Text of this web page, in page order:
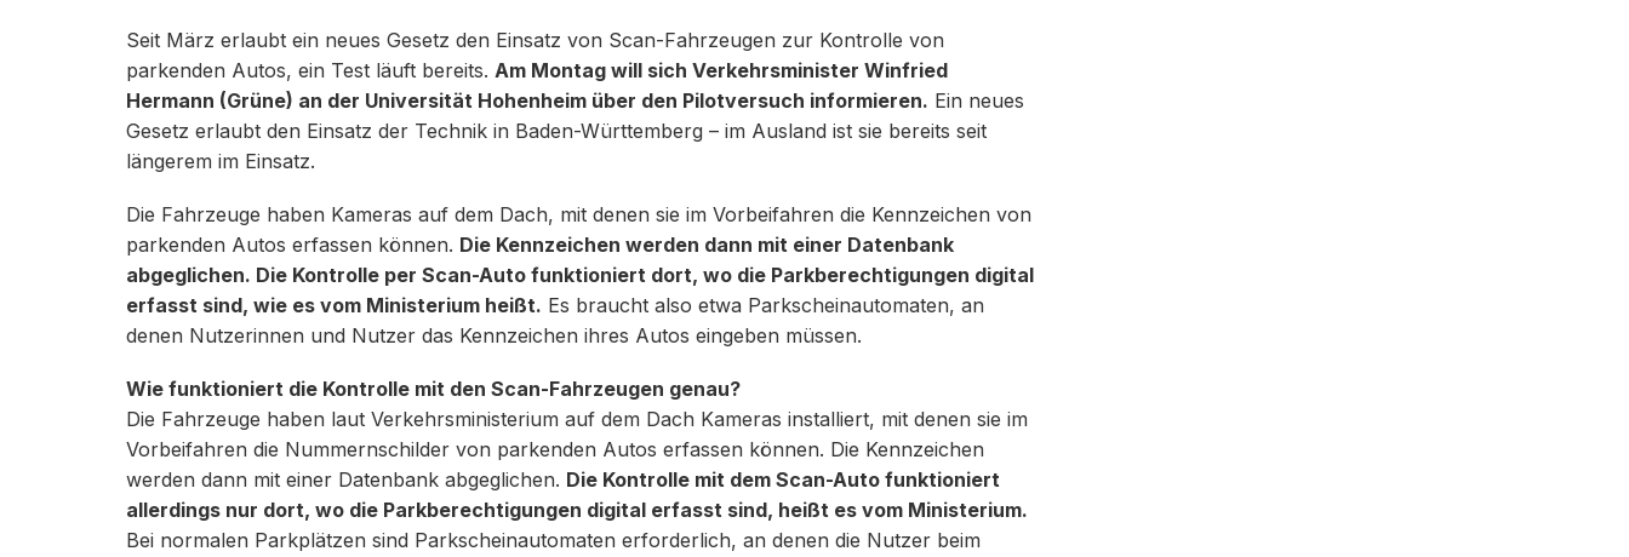
Seit März erlaubt ein neues Gesetz den Einsatz von Scan-Fahrzeugen zur Kontrolle von
parkenden Autos, ein Test läuft bereits. Am Montag will sich Verkehrsminister Winfried
Hermann (Grüne) an der Universität Hohenheim über den Pilotversuch informieren. Ein neues
Gesetz erlaubt den Einsatz der Technik in Baden-Württemberg – im Ausland ist sie bereits seit
längerem im Einsatz.
Die Fahrzeuge haben Kameras auf dem Dach, mit denen sie im Vorbeifahren die Kennzeichen von
parkenden Autos erfassen können. Die Kennzeichen werden dann mit einer Datenbank
abgeglichen. Die Kontrolle per Scan-Auto funktioniert dort, wo die Parkberechtigungen digital
erfasst sind, wie es vom Ministerium heißt. Es braucht also etwa Parkscheinautomaten, an
denen Nutzerinnen und Nutzer das Kennzeichen ihres Autos eingeben müssen.
Wie funktioniert die Kontrolle mit den Scan-Fahrzeugen genau?
Die Fahrzeuge haben laut Verkehrsministerium auf dem Dach Kameras installiert, mit denen sie im
Vorbeifahren die Nummernschilder von parkenden Autos erfassen können. Die Kennzeichen
werden dann mit einer Datenbank abgeglichen. Die Kontrolle mit dem Scan-Auto funktioniert
allerdings nur dort, wo die Parkberechtigungen digital erfasst sind, heißt es vom Ministerium.
Bei normalen Parkplätzen sind Parkscheinautomaten erforderlich, an denen die Nutzer beim